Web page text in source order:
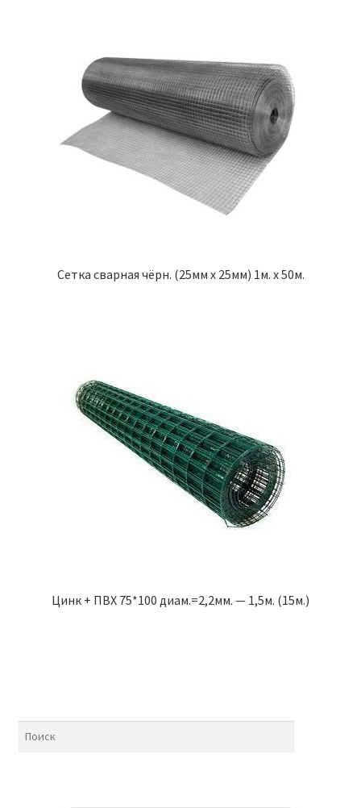
Сетка сварная чёрн. (25мм х 25мм) 1м. х 50м.
Цинк + ПВХ 75*100 диам.=2,2мм. — 1,5м. (15м.)